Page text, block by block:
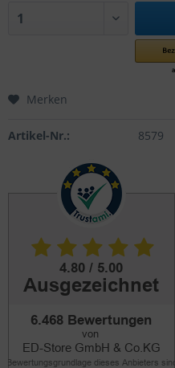
Merken
Artikel-Nr.: 8579